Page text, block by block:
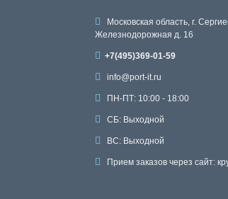
Московская область, г.
Железнодорожная д. 16
+7(495)369-01-59
info@port-it.ru
ПН-ПТ: 10:00 - 18:00
СБ: Выходной
ВС: Выходной
Прием заказов через сайт: